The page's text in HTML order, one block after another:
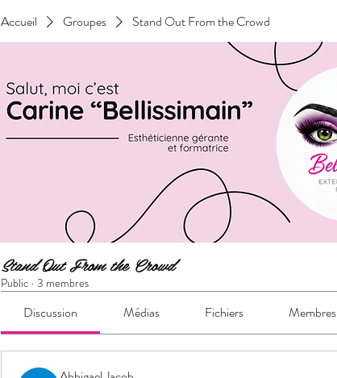
Accueil Groupes Stand Out From the Crowd
Stand Out From the Crowd
Public · 3 membres
Discussion Médias Fichiers Membres